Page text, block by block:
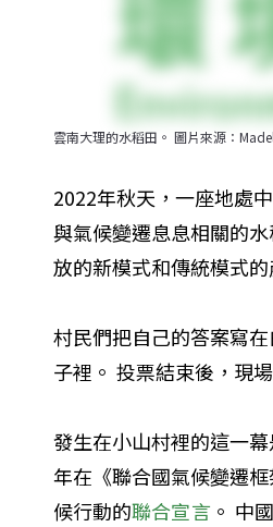
雲南大理的水稻田。 圖片來源：
2022年秋天，一座地處
與氣候變遷息息相關的
放的新模式和傳統模式
村民們把自己的答案寫
子裡。 投票結束後，現
發生在小山村裡的這一
年在《聯合國氣候變遷
候行動的聯合宣言。 中